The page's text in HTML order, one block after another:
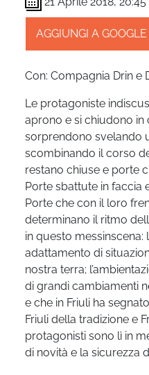
AGGIUNGI A
Con: Compagnia Drin e
Le protagoniste
aprono e si chiudono in
sorprendono svelando
scombinando il corso
restano chiuse e porte
Porte sbattute in faccia
Porte che con il loro
determinano il ritmo
in questo
adattamento di
nostra terra;
di grandi cambiamenti
e che in Friuli ha
Friuli della tradizione e
protagonisti sono lì in
di novità e la sicurezza